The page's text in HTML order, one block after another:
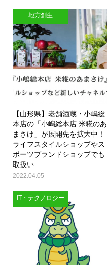
地方創生
【山形県】老舗酒蔵・小嶋総
本店の「小嶋総本店 米糀のあ
まさけ」が展開先を拡大中！
ライフスタイルショップやス
ポーツブランドショップでも
取扱い
2022.04.05
IT・テクノロジー